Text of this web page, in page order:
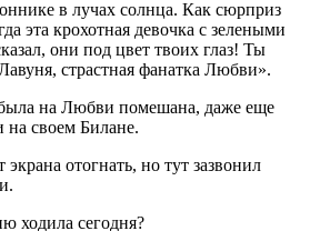
в лучах солнца. Как сюрприз
эта крохотная девочка с зелеными
они под цвет твоих глаз! Ты
страстная фанатка Любви».
на Любви помешана, даже еще
своем Билане.
отогнать, но тут зазвонил
ходила сегодня?